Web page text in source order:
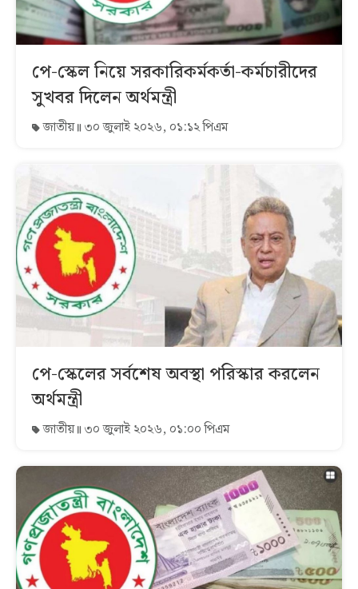
পে-স্কেল নিয়ে সরকারিকর্মকর্তা-কর্মচারীদের
সুখবর দিলেন অর্থমন্ত্রী
জাতীয় ৩০ জুলাই ২০২৬, ০১:১২ পিএম
পে-স্কেলের সর্বশেষ অবস্থা পরিস্কার করলেন
অর্থমন্ত্রী
জাতীয় ৩০ জুলাই ২০২৬, ০১:০০ পিএম